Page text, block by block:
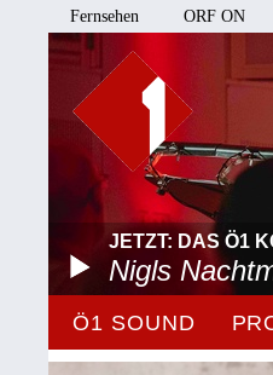
Fernsehen ORF ON
JETZT: DAS Ö1
Nigls
Ö1 SOUND